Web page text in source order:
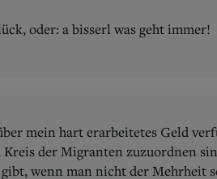
oder: a bisserl was geht immer!
mein hart erarbeitetes Geld
der Migranten zuzuordnen
wenn man nicht der Mehrheit